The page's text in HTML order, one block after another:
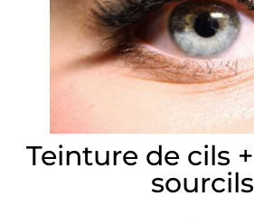
Teinture de cils
sourcils